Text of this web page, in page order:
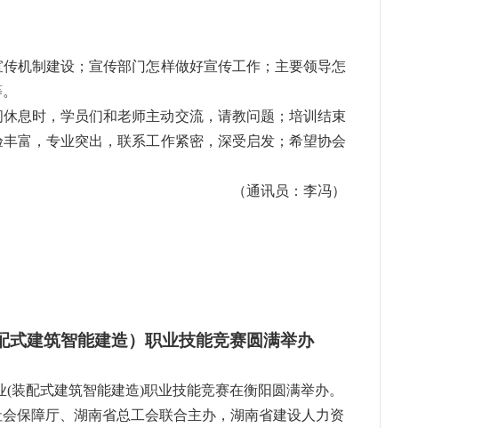
机制建设；宣传部门怎样做好宣传工作；主要领导怎
息时，学员们和老师主动交流，请教问题；培训结束
富，专业突出，联系工作紧密，深受启发；希望协会
（通讯员：李冯）
式建筑智能建造）职业技能竞赛圆满举办
(装配式建筑智能建造)职业技能竞赛在衡阳圆满举办。
保障厅、湖南省总工会联合主办，湖南省建设人力资